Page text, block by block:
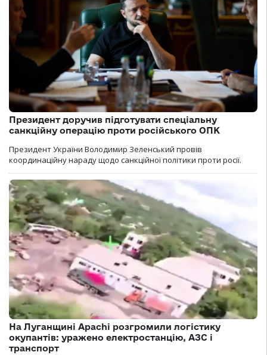
Президент доручив підготувати спеціальну
санкційну операцію проти російського ОПК
Президент України Володимир Зеленський провів
координаційну нараду щодо санкційної політики проти росії.
На Луганщині Apachi розгромили логістику
окупантів: уражено електростанцію, АЗС і
транспорт